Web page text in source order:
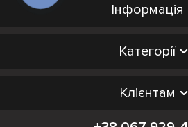
Інформація
Категорії
Клієнтам